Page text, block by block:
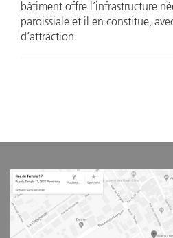
bâtiment offre l’infrastructure
paroissiale et il en constitue,
d’attraction.